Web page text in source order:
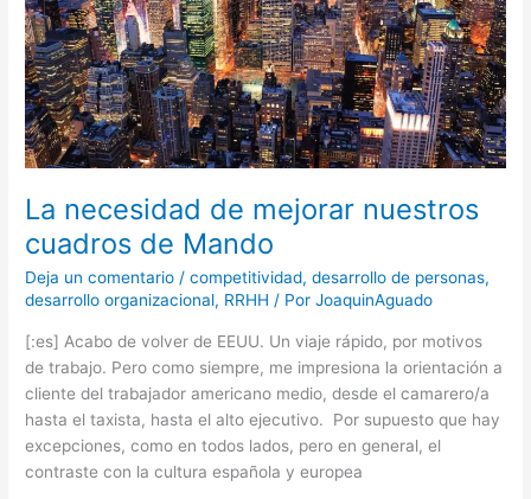
La necesidad de mejorar nuestros
cuadros de Mando
Deja un comentario /competitividad,desarrollo de personas,
desarrollo organizacional, RRHH / PorJoaquinAguado
[:es] Acabo de volver de EEUU. Un viaje rápido, por motivos
de trabajo. Pero como siempre, me impresiona la orientación a
cliente del trabajador americano medio, desde el camarero/a
hasta el taxista, hasta el alto ejecutivo. Por supuesto que hay
excepciones, como en todos lados, pero en general, el
contraste con la cultura española y europea
de
Mando